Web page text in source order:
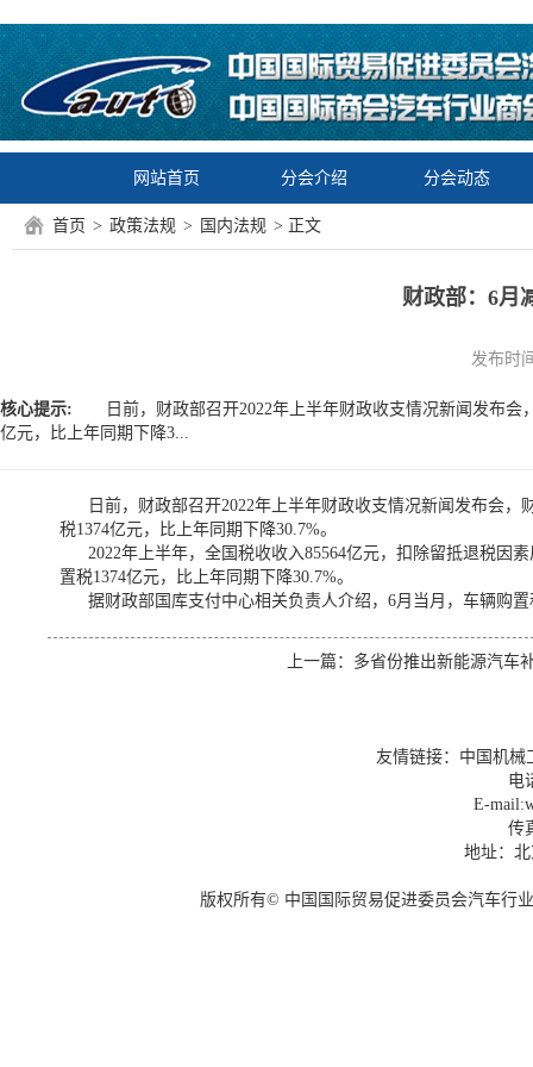
网站首页 分会介绍 分会动态
首页 > 政策法规 > 国内法规 > 正文
财政部：6月
发布时
核心提示:
日前，财政部召开2022年上半年财政收支情况新闻发布会
亿元，比上年同期下降3...
日前，财政部召开2022年上半年财政收支情况新闻发布会，
税1374亿元，比上年同期下降30.7%。
2022年上半年，全国税收收入85564亿元，扣除留抵退税因
置税1374亿元，比上年同期下降30.7%。
据财政部国库支付中心相关负责人介绍，6月当月，车辆购置
上一篇： 多省份推出新能源汽车
友情链接： 中国机械
电
E-
传
地址：
版权所有© 中国国际贸易促进委员会汽车行